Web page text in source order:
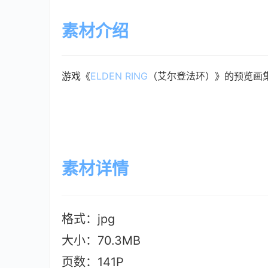
素材介绍
游戏《ELDEN RING （艾尔登法环）》的预览画
素材详情
格式：jpg
大小：70.3MB
页数：141P